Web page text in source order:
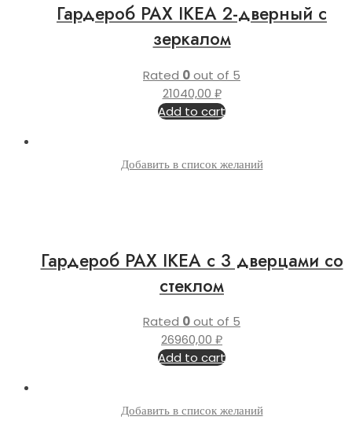
Гардероб PAX IKEA 2-дверный с
зеркалом
Rated 0out of 5
21040,00 ₽
Add to cart
Добавить в список желаний
Гардероб PAX IKEA с 3 дверцами со
стеклом
Rated 0out of 5
26960,00 ₽
Add to cart
Добавить в список желаний